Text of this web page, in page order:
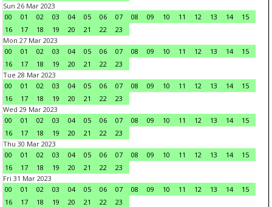
Sun 26 Mar 2023
00
01 02 03 04 05 06 07 08 09 10 11 12 13 14
15
16
17 18 19 20 21 22
23
Mon 27 Mar 2023
00
01 02 03 04 05 06 07 08 09 10 11 12 13 14
15
16
17 18 19 20 21 22
23
Tue 28 Mar 2023
00
01 02 03 04 05 06 07 08 09 10 11 12 13 14
15
16
17 18 19 20 21 22
23
Wed 29 Mar 2023
00
01 02 03 04 05 06 07 08 09 10 11 12 13 14
15
16
17 18 19 20 21 22
23
Thu 30 Mar 2023
00
01 02 03 04 05 06 07 08 09 10 11 12 13 14
15
16
17 18 19 20 21 22
23
Fri 31 Mar 2023
00
01 02 03 04 05 06 07 08 09 10 11 12 13 14
15
16
17 18 19 20 21 22
23